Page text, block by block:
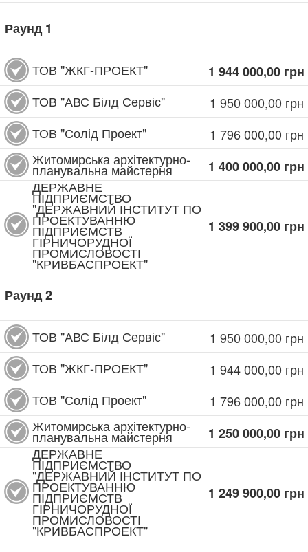
Раунд 1
ТОВ "ЖКГ-ПРОЕКТ" 1 944 000,00 грн
ТОВ "АВС Білд Сервіс"
1 950 000,00 грн
ТОВ "Солід Проект"
1 796 000,00 грн
Житомирська архітектурно-
планувальна майстерня 1 400 000,00 грн
ДЕРЖАВНЕ
ПІДПРИЄМСТВО
"ДЕРЖАВНИЙ ІНСТИТУТ ПО
ПРОЕКТУВАННЮ
ПІДПРИЄМСТВ
ГІРНИЧОРУДНОЇ
ПРОМИСЛОВОСТІ
"КРИВБАСПРОЕКТ"
1 399 900,00 грн
Раунд2
ТОВ "АВС Білд Сервіс" 1 950 000,00 грн
ТОВ "ЖКГ-ПРОЕКТ"
1 944 000,00 грн
ТОВ "Солід Проект"
1 796 000,00 грн
Житомирська архітектурно-
планувальна майстерня 1 250 000,00 грн
ДЕРЖАВНЕ
ПІДПРИЄМСТВО
"ДЕРЖАВНИЙ ІНСТИТУТ ПО
ПРОЕКТУВАННЮ
ПІДПРИЄМСТВ
ГІРНИЧОРУДНОЇ
ПРОМИСЛОВОСТІ
"КРИВБАСПРОЕКТ"
1 249 900,00 грн